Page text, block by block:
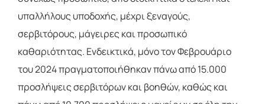
υπαλλήλους υποδοχής, μέχρι ξεναγούς,
σερβιτόρους, μάγειρες και προσωπικό
καθαριότητας. Ενδεικτικά, μόνο τον Φεβρουάριο
του 2024 πραγματοποιήθηκαν πάνω από 15.000
προσλήψεις σερβιτόρων και βοηθών, καθώς και